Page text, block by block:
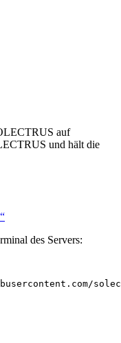
auf
und hält die
des Servers: